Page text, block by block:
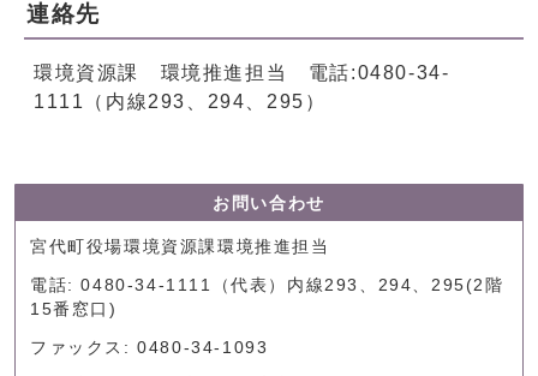
連絡先
環境資源課 環境推進担当 電話:0480-34-
1111（内線293、294、295）
お問い合わせ
宮代町役場環境資源課環境推進担当
電話: 0480-34-1111（代表）内線293、294、295(2階
15番窓口)
ファックス: 0480-34-1093